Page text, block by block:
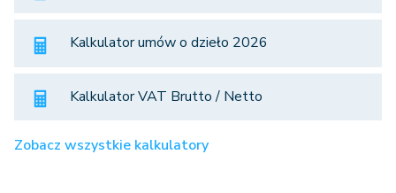
Kalkulator umów o dzieło 2026
Kalkulator VAT Brutto / Netto
Zobacz wszystkie kalkulatory